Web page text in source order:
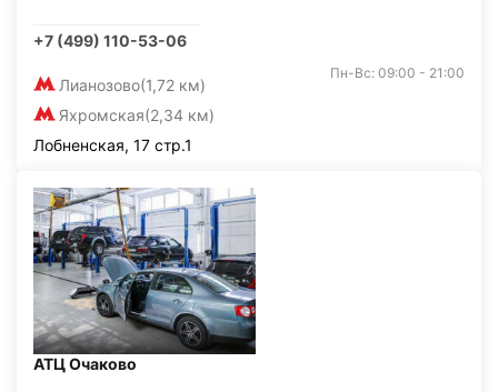
+7 (499) 110-53-06
Лианозово(1,72 км)
Яхромская(2,34 км)
Пн-Вс: 09:00 - 21:00
Лобненская, 17 стр.1
АТЦ Очаково